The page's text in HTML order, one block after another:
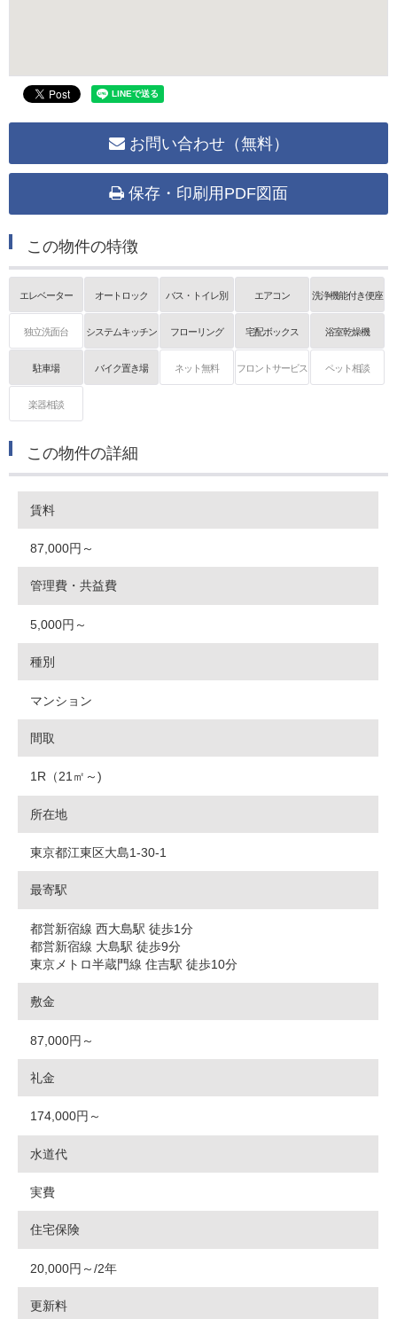
お問い合わせ（無料）
保存・印刷用PDF図面
この物件の特徴
エレベーター オートロック バス・トイレ別 エアコン 洗浄機能付き便座
独立洗面台 システムキッチン フローリング 宅配ボックス 浴室乾燥機
駐車場 バイク置き場 ネット無料 フロントサービス ペット相談
楽器相談
この物件の詳細
賃料
87,000円～
管理費・共益費
5,000円～
種別
マンション
間取
1R（21㎡～)
所在地
東京都江東区大島1-30-1
最寄駅
都営新宿線 西大島駅 徒歩1分
都営新宿線 大島駅 徒歩9分
東京メトロ半蔵門線 住吉駅 徒歩10分
敷金
87,000円～
礼金
174,000円～
水道代
実費
住宅保険
20,000円～/2年
更新料